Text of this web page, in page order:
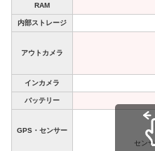
RAM
内部ストレージ
アウトカメラ
インカメラ
バッテリー
GPS・センサー
セン